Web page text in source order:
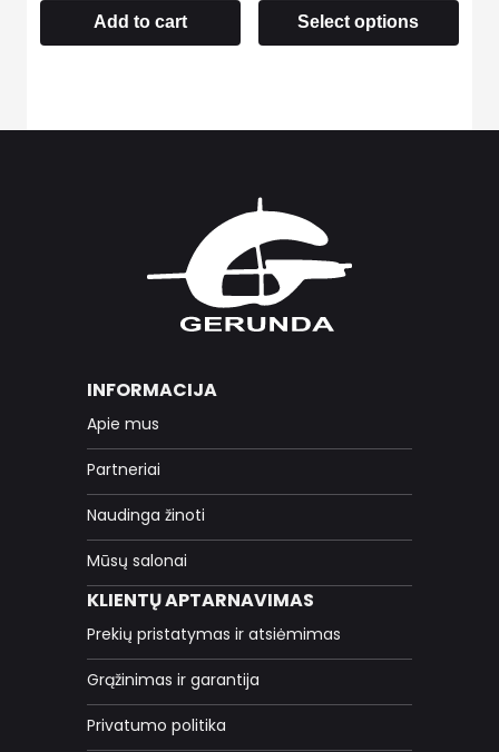
Add to cart Select options
INFORMACIJA
Apie mus
Partneriai
Naudinga žinoti
Mūsų salonai
KLIENTŲ APTARNAVIMAS
Prekių pristatymas ir atsiėmimas
Grąžinimas ir garantija
Privatumo politika